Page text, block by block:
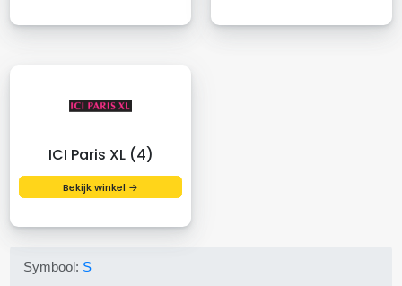
ICI Paris XL (4)
Bekijk winkel →
Symbool: S